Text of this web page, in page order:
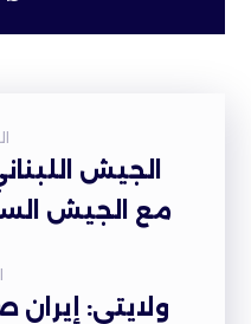
الجيش
مع الجيش
ولايتي: